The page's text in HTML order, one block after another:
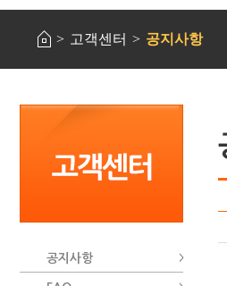
고객센터 공지사항
공지사항